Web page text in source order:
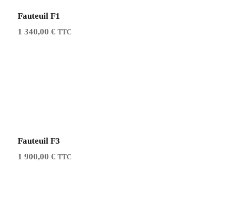
Fauteuil F1
1 340,00 € TTC
Fauteuil F3
1 900,00 € TTC